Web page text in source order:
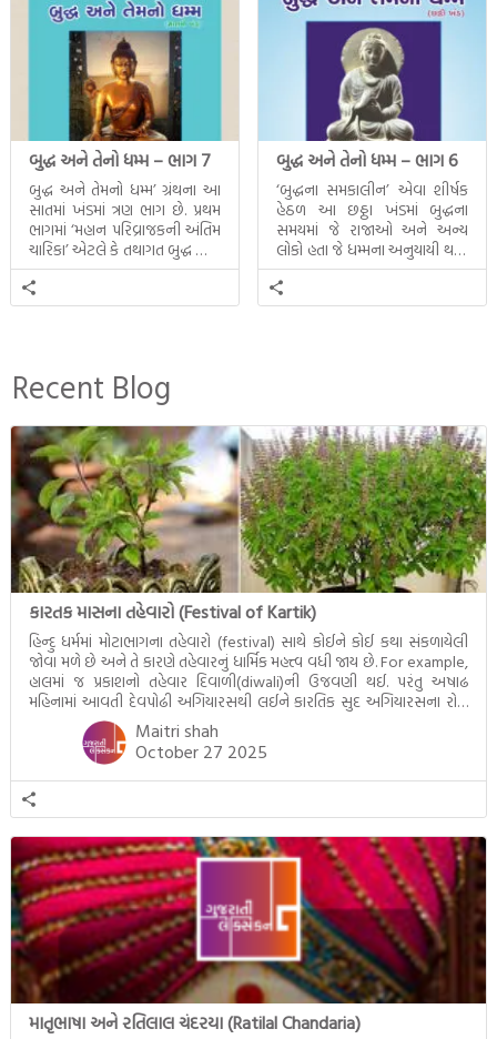
બુદ્ધ અને તેનો ધમ્મ – ભાગ 7
બુદ્ધ અને તેમનો ધમ્મ’ ગ્રંથના આ
સાતમાં ખંડમાં ત્રણ ભાગ છે. પ્રથમ
ભાગમાં ‘મહાન પરિવ્રાજકની અંતિમ
ચારિકા’ એટલે કે તથાગત બુદ્ધ સાથે
સતત પરિભ્રમણ કરતા સહચારીઓ
સાથે ફરી એકવારની
મુલાકાત, બીજા ભાગમાં તથાગતે
ઉત્તરાધિકારી તરીકે સ્થાપે છે તે
દૃશ્યો અંકિત થયાં છે. ટૂંકમાં બુદ્ધનાં
જીવનના અંતિમ દિવસોની યાત્રાનો
પરિપાક જોવા મળે […]
બુદ્ધ અને તેનો ધમ્મ – ભાગ 6
‘બુદ્ધના સમકાલીન’ એવા શીર્ષક
હેઠળ આ છઠ્ઠા ખંડમાં બુદ્ધના
સમયમાં જે રાજાઓ અને અન્ય
લોકો હતા જે ધમ્મના અનુયાયી થયા.
તેમનો અને બુદ્ધ વચ્ચે થયેલો
સત્સંગ વીશે જાણકારી મળે છે.
Recent Blog
કારતક માસના તહેવારો (Festival of Kartik)
હિન્દુ ધર્મમાં મોટાભાગના તહેવારો (festival) સાથે કોઈને કોઈ કથા સંકળાયેલી
જોવા મળે છે અને તે કારણે તહેવારનું ધાર્મિક મહત્ત્વ વધી જાય છે. For example,
હાલમાં જ પ્રકાશનો તહેવાર દિવાળી(diwali)ની ઉજવણી થઈ. પરંતુ અષાઢ
મહિનામાં આવતી દેવપોઢી અગિયારસથી લઈને કારતિક સુદ અગિયારસના રોજ
આવતી દેવ ઊઠી અગિયારસ વચ્ચે મોટેભાગે યજ્ઞોપવીત સંસ્કાર, લગ્ન,
દીક્ષાગ્રહણ, યજ્ઞ, ગૃહપ્રવેશ જેવા […]
Maitri shah
October 27 2025
માતૃભાષા અને રતિલાલ ચંદરયા (Ratilal Chandaria)